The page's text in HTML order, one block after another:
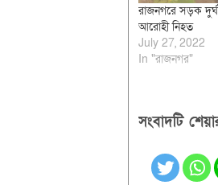
রাজনগরে সড়ক
আরোহী নিহত
July 27, 2022
In "রাজনগর"
সংবাদটি